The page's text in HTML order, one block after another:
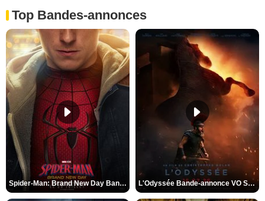
Top Bandes-annonces
Spider-Man: Brand New Day Bande-annonce VO STFR L'Odyssée Bande-annonce VO STFR